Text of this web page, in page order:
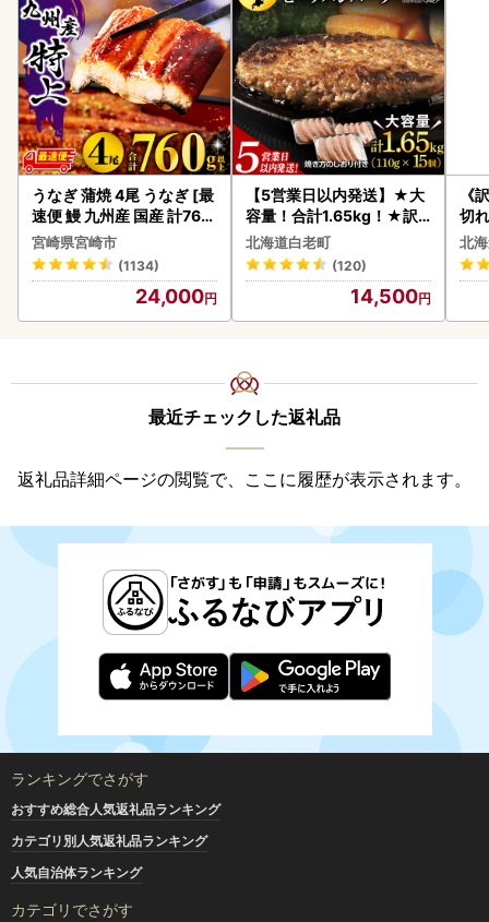
うなぎ 蒲焼 4尾 うなぎ [最
速便 鰻 九州産 国産 計760
g以上]
宮崎県宮崎市
(1134)
24,000
【5営業日以内発送】★大
容量！合計1.65kg！★訳
あり・牛の里ビーフハンバ
ーグ(110ｇ5枚入）×3 AG
058
北海道白老町
(120)
14,500
《
切
0g
北
最近チェックした返礼品
返礼品詳細ページの閲覧で、ここに履歴が表示されます。
ランキングでさがす
おすすめ総合人気返礼品ランキング
カテゴリ別人気返礼品ランキング
人気自治体ランキング
カテゴリでさがす